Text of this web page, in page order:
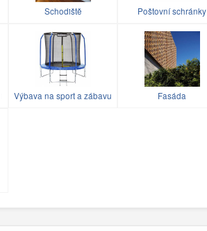
Schodiště Poštovní schránky
Výbava na sport a zábavu Fasáda